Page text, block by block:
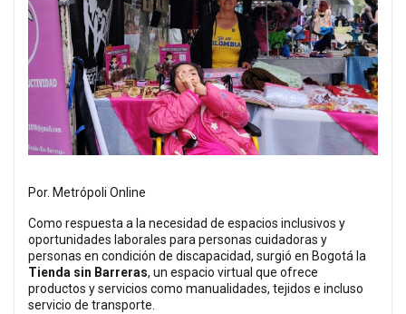
Por. Metrópoli Online
Como respuesta a la necesidad de espacios inclusivos y
oportunidades laborales para personas cuidadoras y
personas en condición de discapacidad, surgió en Bogotá la
Tienda sin Barreras, un espacio virtual que ofrece
productos y servicios como manualidades, tejidos e incluso
servicio de transporte.